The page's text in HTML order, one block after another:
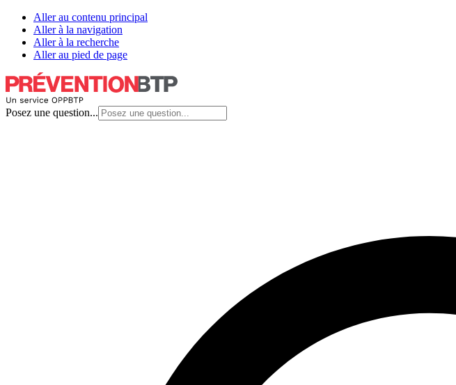
Aller au contenu principal
Aller à la navigation
Aller à la recherche
Aller au pied de page
Posez une question...